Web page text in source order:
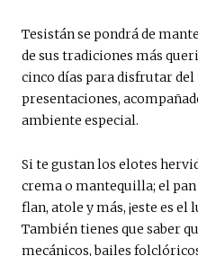
Tesistán se pondrá de
de sus tradiciones más
cinco días para disfrutar del
presentaciones,
ambiente especial.
Si te gustan los elotes
crema o mantequilla; el
flan, atole y más, ¡este es
También tienes que saber
mecánicos, bailes